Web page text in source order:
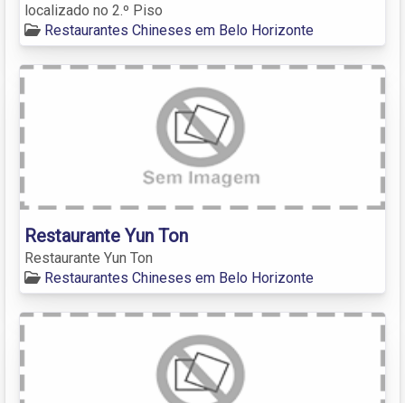
localizado no 2.º Piso
Restaurantes Chineses em Belo Horizonte
Restaurante Yun Ton
Restaurante Yun Ton
Restaurantes Chineses em Belo Horizonte